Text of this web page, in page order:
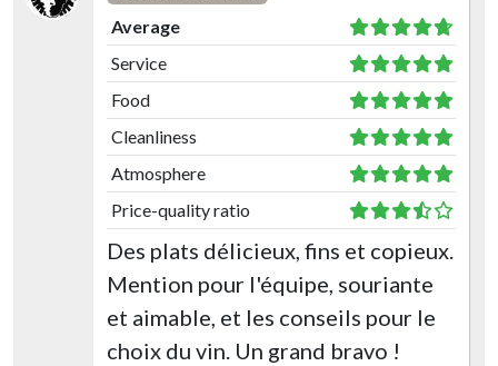
Average
Service
Food
Cleanliness
Atmosphere
Price-quality ratio
Des plats délicieux, fins et copieux.
Mention pour l'équipe, souriante
et aimable, et les conseils pour le
choix du vin. Un grand bravo !